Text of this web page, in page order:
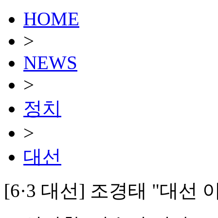
HOME
>
NEWS
>
정치
>
대선
[6·3 대선] 조경태 "대선